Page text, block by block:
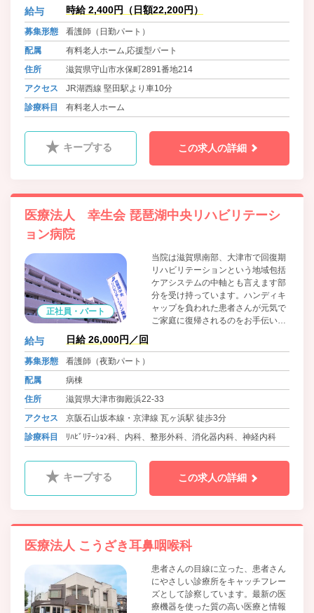
給与 時給 2,400円（日額22,200円）
募集形態
看護師（日勤パート）
配属
有料老人ホーム,応援型パート
住所
滋賀県守山市水保町2891番地214
アクセス
JR湖西線 堅田駅より車10分
診療科目
有料老人ホーム
キープする この求人の詳細
医療法人 幸生会 琵琶湖中央リハビリテーシ
ョン病院
正社員・パート
当院は滋賀県南部、大津市で回復期
リハビリテーションという地域包括
ケアシステムの中軸とも言えます部
分を受け持っています。ハンディキ
ャップを負われた患者さんが元気で
ご家庭に復帰されるのをお手伝いし
ン・居宅介護支援事業所なども運営
給与 日給 26,000円／回
募集形態
看護師（夜勤パート）
配属
病棟
住所
滋賀県大津市御殿浜22-33
アクセス
京阪石山坂本線・京津線 瓦ヶ浜駅 徒歩3分
診療科目
ﾘﾊﾋﾞﾘﾃｰｼｮﾝ科、内科、整形外科、消化器内科、神経内科
キープする この求人の詳細
医療法人 こうざき耳鼻咽喉科
患者さんの目線に立った、患者さん
にやさしい診療所をキャッチフレー
ズとして診察しています。最新の医
療機器を使った質の高い医療と情報